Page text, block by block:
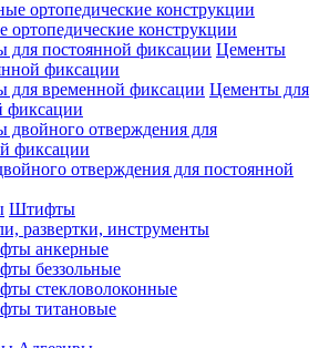
ортопедические конструкции
Цементы
фиксации
Цементы для
фиксации
отверждения для постоянной
Штифты
развертки, инструменты
анкерные
беззольные
стекловолоконные
титановые